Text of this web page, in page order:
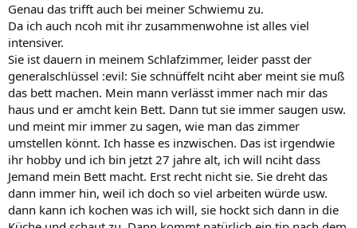
Genau das trifft auch bei meiner Schwiemu zu.
Da ich auch ncoh mit ihr zusammenwohne ist alles viel
intensiver.
Sie ist dauern in meinem Schlafzimmer, leider passt der
generalschlüssel :evil: Sie schnüffelt nciht aber meint sie muß
das bett machen. Mein mann verlässt immer nach mir das
haus und er amcht kein Bett. Dann tut sie immer saugen usw.
und meint mir immer zu sagen, wie man das zimmer
umstellen könnt. Ich hasse es inzwischen. Das ist irgendwie
ihr hobby und ich bin jetzt 27 jahre alt, ich will nciht dass
Jemand mein Bett macht. Erst recht nicht sie. Sie dreht das
dann immer hin, weil ich doch so viel arbeiten würde usw.
dann kann ich kochen was ich will, sie hockt sich dann in die